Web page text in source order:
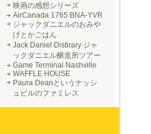
映画の感想シリーズ
AirCanada 1765 BNA-YVR
ジャックダニエルのおみや
げとかごはん
Jack Daniel Distirary ジャ
ックダニエル醸造所ツアー
Game Terminal Nashville
WAFFLE HOUSE
Paura Deanというナッシ
ュビルのファミレス